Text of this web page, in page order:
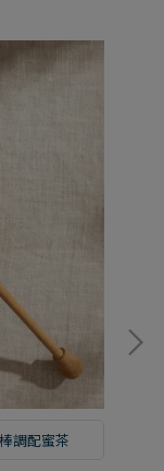
調配蜜茶